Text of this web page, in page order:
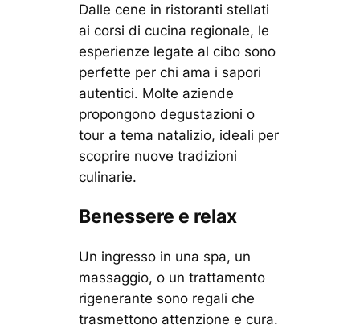
Dalle cene in ristoranti stellati
ai corsi di cucina regionale, le
esperienze legate al cibo sono
perfette per chi ama i sapori
autentici. Molte aziende
propongono degustazioni o
tour a tema natalizio, ideali per
scoprire nuove tradizioni
culinarie.
Benessere e relax
Un ingresso in una spa, un
massaggio, o un trattamento
rigenerante sono regali che
trasmettono attenzione e cura.